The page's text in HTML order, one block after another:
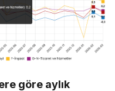
göre aylık